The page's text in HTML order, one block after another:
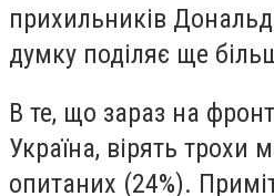
прихильників
думку поділяє ще
В те, що зараз на
Україна, вірять трохи
опитаних (24%).